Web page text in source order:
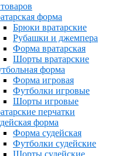
форма
Брюки вратарские
Рубашки и джемпера
Форма вратарская
Шорты вратарские
форма
Форма игровая
Футболки игровые
Шорты игровые
перчатки
форма
Форма судейская
Футболки судейские
Шорты судейские